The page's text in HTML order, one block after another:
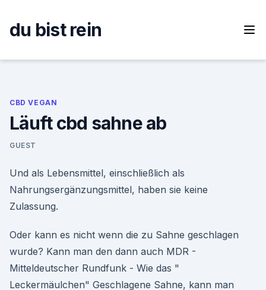
content
du bist rein
CBD VEGAN
Läuft cbd sahne ab
GUEST
Und als Lebensmittel, einschließlich als
Nahrungsergänzungsmittel, haben sie keine
Zulassung.
Oder kann es nicht wenn die zu Sahne geschlagen
wurde? Kann man den dann auch MDR -
Mitteldeutscher Rundfunk - Wie das "
Leckermäulchen" Geschlagene Sahne, kann man